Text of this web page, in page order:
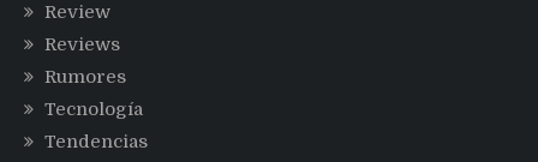
Review
Reviews
Rumores
Tecnología
Tendencias